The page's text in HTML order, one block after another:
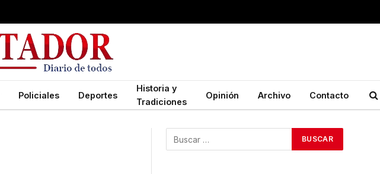
Policiales Deportes
Historia y
Tradiciones
Opinión Archivo Contacto